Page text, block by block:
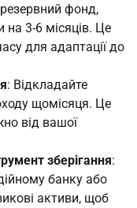
фонд,
на 3-6 місяців. Це
для адаптації до
: Відкладайте
щомісяця. Це
від вашої
зберігання:
банку або
активи, щоб